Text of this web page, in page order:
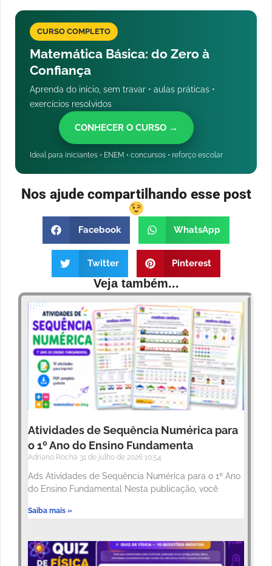
CURSO COMPLETO
Matemática Básica: do Zero à
Confiança
Aprenda do início, sem travar • aulas práticas •
exercícios resolvidos
CONHECER O CURSO →
Ideal para iniciantes • ENEM • concursos • reforço escolar
Nos ajude compartilhando esse post
Facebook WhatsApp
Twitter Pinterest
Veja também...
Atividades de Sequência Numérica para
o 1º Ano do Ensino Fundamenta
Adriano Rocha 31 de julho de 2026 10:54
Ads Atividades de Sequência Numérica para o 1º Ano
do Ensino Fundamental Nesta publicação, você
Saiba mais »